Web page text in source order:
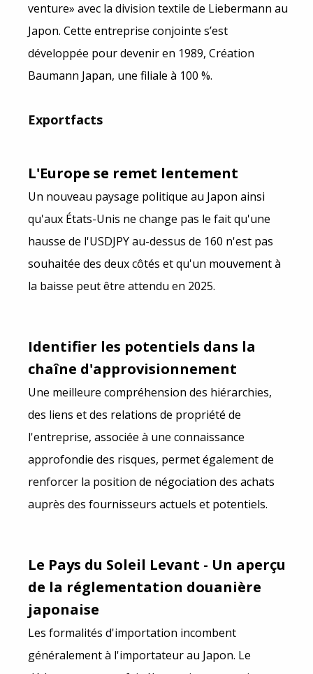
venture» avec la division textile de Liebermann au
Japon. Cette entreprise conjointe s’est
développée pour devenir en 1989, Création
Baumann Japan, une filiale à 100 %.
Exportfacts
L'Europe se remet lentement
Un nouveau paysage politique au Japon ainsi
qu'aux États-Unis ne change pas le fait qu'une
hausse de l'USDJPY au-dessus de 160 n'est pas
souhaitée des deux côtés et qu'un mouvement à
la baisse peut être attendu en 2025.
Identifier les potentiels dans la
chaîne d'approvisionnement
Une meilleure compréhension des hiérarchies,
des liens et des relations de propriété de
l'entreprise, associée à une connaissance
approfondie des risques, permet également de
renforcer la position de négociation des achats
auprès des fournisseurs actuels et potentiels.
Le Pays du Soleil Levant - Un aperçu
de la réglementation douanière
japonaise
Les formalités d'importation incombent
généralement à l'importateur au Japon. Le